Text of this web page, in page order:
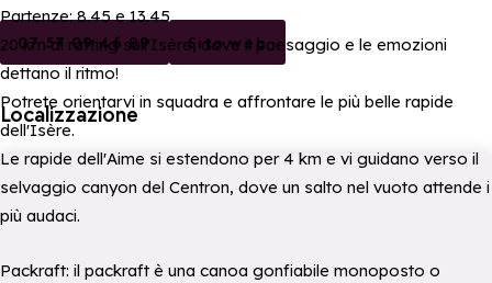
Partenze: 8.45 e 13.45
20 km di rafting sull'Isère, dove il paesaggio e le emozioni
dettano il ritmo!
Potrete orientarvi in squadra e affrontare le più belle rapide
dell'Isère.
Le rapide dell'Aime si estendono per 4 km e vi guidano verso il
selvaggio canyon del Centron, dove un salto nel vuoto attende i
più audaci.
Packraft: il packraft è una canoa gonfiabile monoposto o
07 57 09 46 89 Sito web
Localizzazione